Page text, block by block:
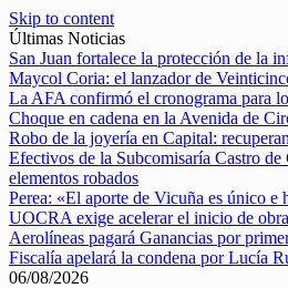
Skip to content
Últimas Noticias
San Juan fortalece la protección de la
Maycol Coria: el lanzador de
La AFA confirmó el cronograma para
Choque en cadena en la Avenida de
Robo de la joyería en Capital:
Efectivos de la Subcomisaría Castro de
elementos robados
Perea: «El aporte de Vicuña es único e
UOCRA exige acelerar el inicio de
Aerolíneas pagará Ganancias por
Fiscalía apelará la condena por Lucía
06/08/2026